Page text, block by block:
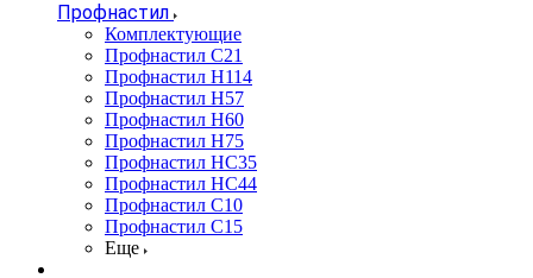
Профнастил
Комплектующие
Профнастил C21
Профнастил Н114
Профнастил Н57
Профнастил Н60
Профнастил Н75
Профнастил НС35
Профнастил НС44
Профнастил С10
Профнастил С15
Еще